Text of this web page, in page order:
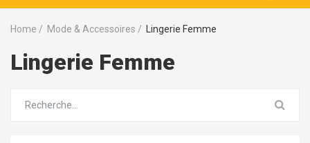
Home / Mode & Accessoires / Lingerie Femme
Lingerie Femme